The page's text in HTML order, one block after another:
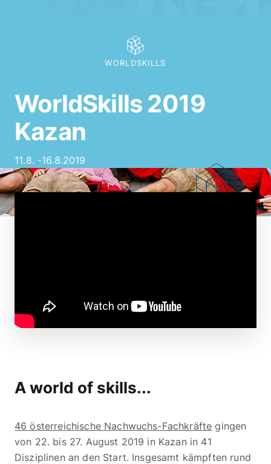
WORLDSKILLS
WorldSkills 2019
Kazan
11.8. -16.8.2019
A world of skills...
46 österreichische Nachwuchs-Fachkräfte gingen
von 22. bis 27. August 2019 in Kazan in 41
Disziplinen an den Start. Insgesamt kämpften rund